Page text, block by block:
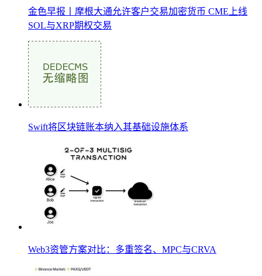
金色早报丨摩根大通允许客户交易加密货币 CME上线
SOL与XRP期权交易
Swift将区块链账本纳入其基础设施体系
Web3资管方案对比：多重签名、MPC与CRVA